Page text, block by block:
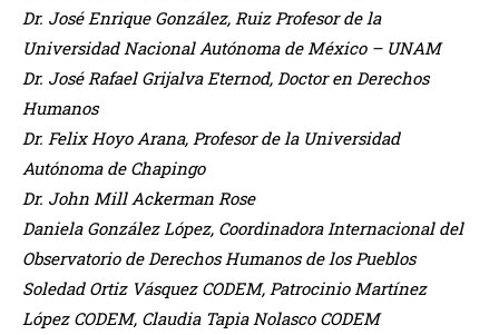
Dr. José Enrique González, Ruiz Profesor de la
Universidad Nacional Autónoma de México – UNAM
Dr. José Rafael Grijalva Eternod, Doctor en Derechos
Humanos
Dr. Felix Hoyo Arana, Profesor de la Universidad
Autónoma de Chapingo
Dr. John Mill Ackerman Rose
Daniela González López, Coordinadora Internacional del
Observatorio de Derechos Humanos de los Pueblos
Soledad Ortiz Vásquez CODEM, Patrocinio Martínez
López CODEM, Claudia Tapia Nolasco CODEM